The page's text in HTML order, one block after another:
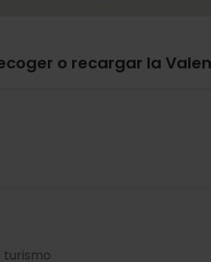
o recargar la
turismo